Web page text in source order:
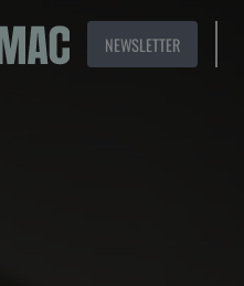
NEWSLETTER